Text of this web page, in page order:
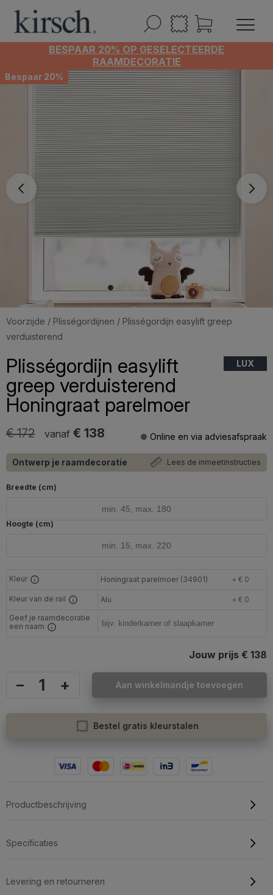
BESPAAR 20% OP GESELECTEERDE
RAAMDECORATIE
Bespaar 20%
Voorzijde / Plisségordijnen / Plisségordijn easylift greep
verduisterend
Plisségordijn easylift
greep verduisterend
Honingraat parelmoer
LUX
vanaf € 138
€ 172 Online en via adviesafspraak
Ontwerp je raamdecoratie Lees de inmeetinstructies
Breedte (cm)
Hoogte (cm)
Kleur Honingraat parelmoer (34901) + € 0
Kleur van de rail Alu
+ € 0
Geef je raamdecoratie
een naam
Jouw prijs € 138
– + Aan winkelmandje toevoegen
Bestel gratis kleurstalen
Productbeschrijving
Specificaties
Levering en retourneren